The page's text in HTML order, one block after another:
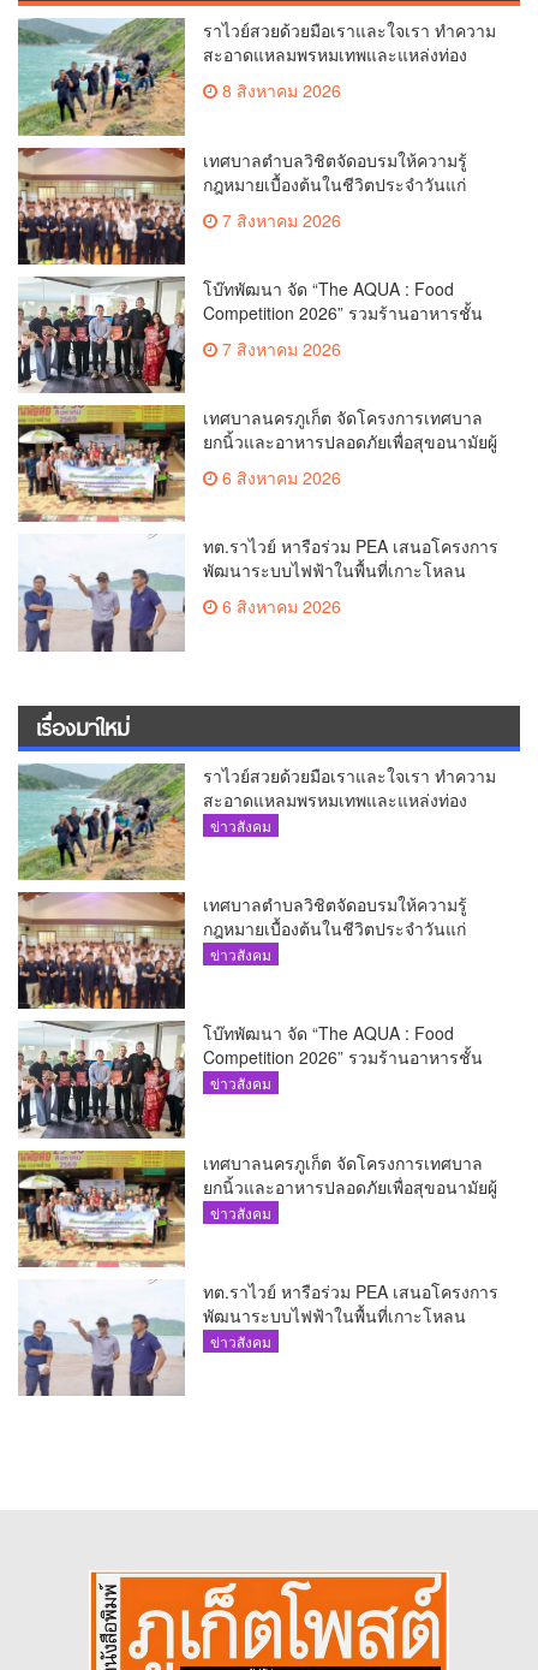
ราไวย์สวยด้วยมือเราและใจเรา ทำความ
สะอาดแหลมพรหมเทพและแหล่งท่อง
เที่ยว8 สิงหาคม 2026
เทศบาลตำบลวิชิตจัดอบรมให้ความรู้
กฎหมายเบื้องต้นในชีวิตประจำวันแก่
7 สิงหาคม 2026
โบ๊ทพัฒนา จัด “The AQUA : Food
Competition 2026” รวมร้านอาหารชั้น
ศักยภาพ Food Destination ย่านเชิงทะเล
7 สิงหาคม 2026
เทศบาลนครภูเก็ต จัดโครงการเทศบาล
ยกนิ้วและอาหารปลอดภัยเพื่อสุขอนามัยผู้
บริโภค
6 สิงหาคม 2026
ทต.ราไวย์ หารือร่วม PEA เสนอโครงการ
พัฒนาระบบไฟฟ้าในพื้นที่เกาะโหลน
6 สิงหาคม 2026
เรื่องมาใหม่
ราไวย์สวยด้วยมือเราและใจเรา ทำความ
สะอาดแหลมพรหมเทพและแหล่งท่อง
เที่ยว
ข่าวสังคม
เทศบาลตำบลวิชิตจัดอบรมให้ความรู้
กฎหมายเบื้องต้นในชีวิตประจำวันแก่
เยาวชน
ข่าวสังคม
โบ๊ทพัฒนา จัด “The AQUA : Food
Competition 2026” รวมร้านอาหารชั้น
นำของ The Shopps at The AQUA ชู
ข่าวสังคม
เทศบาลนครภูเก็ต จัดโครงการเทศบาล
ยกนิ้วและอาหารปลอดภัยเพื่อสุขอนามัยผู้
บริโภค
ข่าวสังคม
ทต.ราไวย์ หารือร่วม PEA เสนอโครงการ
พัฒนาระบบไฟฟ้าในพื้นที่เกาะโหลน
ข่าวสังคม